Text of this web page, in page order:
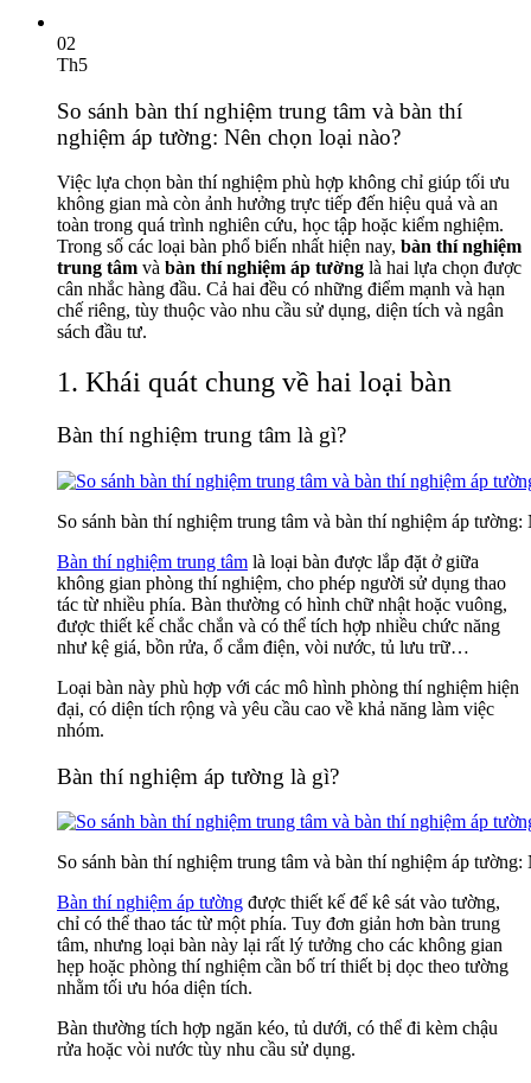
02
Th5
So sánh bàn thí nghiệm trung tâm và bàn thí
nghiệm áp tường: Nên chọn loại nào?
Việc lựa chọn bàn thí nghiệm phù hợp không chỉ giúp tối ưu
không gian mà còn ảnh hưởng trực tiếp đến hiệu quả và an
toàn trong quá trình nghiên cứu, học tập hoặc kiểm nghiệm.
Trong số các loại bàn phổ biến nhất hiện nay, bàn thí nghiệm
trung tâm và bàn thí nghiệm áp tường là hai lựa chọn được
cân nhắc hàng đầu. Cả hai đều có những điểm mạnh và hạn
chế riêng, tùy thuộc vào nhu cầu sử dụng, diện tích và ngân
sách đầu tư.
1. Khái quát chung về hai loại bàn
Bàn thí nghiệm trung tâm là gì?
So sánh bàn thí nghiệm trung tâm và bàn thí nghiệm áp tường:
Bàn thí nghiệm trung tâm là loại bàn được lắp đặt ở giữa
không gian phòng thí nghiệm, cho phép người sử dụng thao
tác từ nhiều phía. Bàn thường có hình chữ nhật hoặc vuông,
được thiết kế chắc chắn và có thể tích hợp nhiều chức năng
như kệ giá, bồn rửa, ổ cắm điện, vòi nước, tủ lưu trữ…
Loại bàn này phù hợp với các mô hình phòng thí nghiệm hiện
đại, có diện tích rộng và yêu cầu cao về khả năng làm việc
nhóm.
Bàn thí nghiệm áp tường là gì?
So sánh bàn thí nghiệm trung tâm và bàn thí nghiệm áp tường:
Bàn thí nghiệm áp tường được thiết kế để kê sát vào tường,
chỉ có thể thao tác từ một phía. Tuy đơn giản hơn bàn trung
tâm, nhưng loại bàn này lại rất lý tưởng cho các không gian
hẹp hoặc phòng thí nghiệm cần bố trí thiết bị dọc theo tường
nhằm tối ưu hóa diện tích.
Bàn thường tích hợp ngăn kéo, tủ dưới, có thể đi kèm chậu
rửa hoặc vòi nước tùy nhu cầu sử dụng.